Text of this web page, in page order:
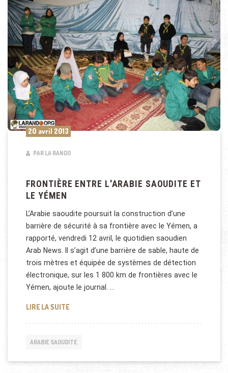
20 avril 2013
PAR LA RANDO
FRONTIÈRE ENTRE L'ARABIE SAOUDITE ET
LE YÉMEN
L’Arabie saoudite poursuit la construction d’une
barrière de sécurité à sa frontière avec le Yémen, a
rapporté, vendredi 12 avril, le quotidien saoudien
Arab News. Il s’agit d’une barrière de sable, haute de
trois mètres et équipée de systèmes de détection
électronique, sur les 1 800 km de frontières avec le
Yémen, ajoute le journal. …
LIRE LA SUITEFRONTIÈRE ENTRE L'ARABIE SAOUDITE ET LE
ARABIE SAOUDITE